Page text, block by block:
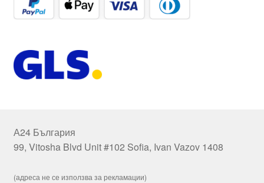
А24 България
99, Vitosha Blvd Unit #102 Sofia, Ivan Vazov 1408
(адреса не се използва за рекламации)